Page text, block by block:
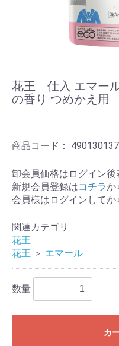
花王 仕入 エマー
の香り つめかえ用
商品コード：
卸会員価格はログイン後
新規会員登録はコチラか
会員様はログインしてか
関連カテゴリ
花王
花王 ＞ エマール
数量
カ